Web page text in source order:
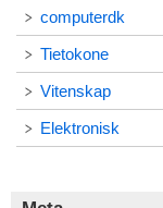
computerdk
Tietokone
Vitenskap
Elektronisk